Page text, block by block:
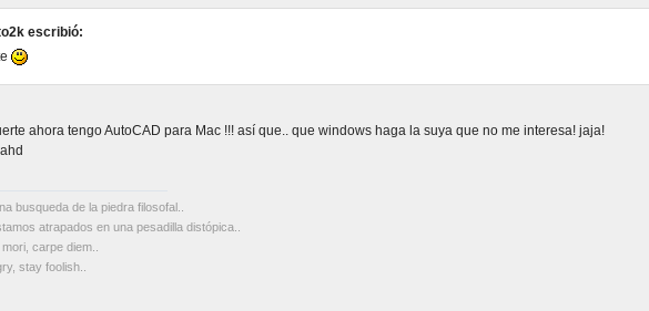
escribió:
ahora tengo AutoCAD para Mac !!! así que.. que windows haga la suya que no me interesa! jaja!
busqueda de la piedra filosofal..
atrapados en una pesadilla distópica..
carpe diem..
stay foolish..